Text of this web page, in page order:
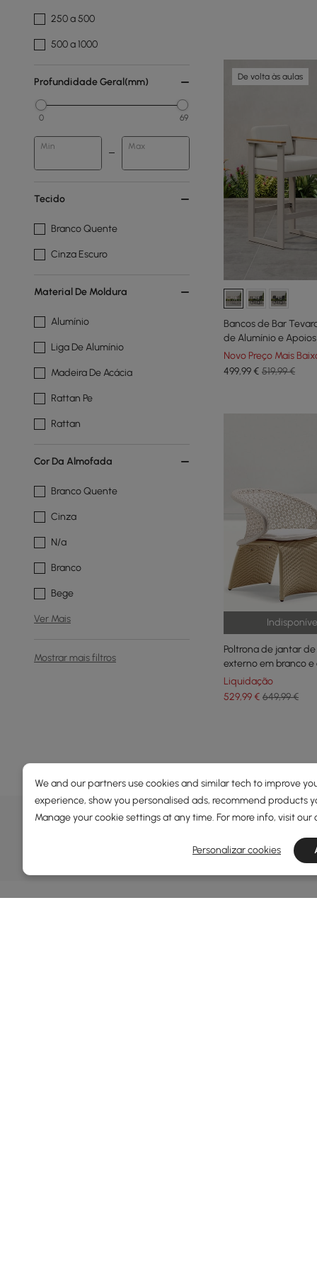
250 a 500
500 a 1000
Profundidade Geral(mm)
0 69
Min Max
Tecido
Branco Quente
Cinza Escuro
Material De Moldura
Alumínio
Liga De Alumínio
Madeira De Acácia
Rattan Pe
Rattan
Cor Da Almofada
Branco Quente
Cinza
N/a
Branco
Bege
Ver Mais
Mostrar mais filtros
De volta às aulas
Bancos de Bar
de Alumínio e
Teca na cor Areia,
Novo Preço Mais
499,99€ 519,99 €
Poltrona de jantar
externo em branco
Liquidação
529,99€ 649,99 €
OFERTAS, INSPIRAÇÃO E
Saiba mais sobre ofertas especiais, promoções,
Política de Privacidade
We and our partners use cookies and similar tech to improve
experience, show you personalised ads, recommend products
Manage your cookie settings at any time. For more info, visit our
Personalizar cookies